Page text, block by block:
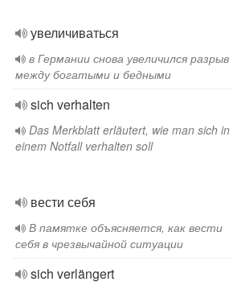
увеличиваться
в Германии снова увеличился разрыв
между богатыми и бедными
sich verhalten
Das Merkblatt erläutert, wie man sich in
einem Notfall verhalten soll
вести себя
В памятке объясняется, как вести
себя в чрезвычайной ситуации
sich verlängert